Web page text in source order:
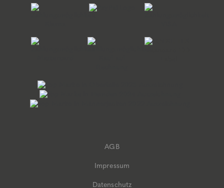
AGB
Impressum
Datenschutz